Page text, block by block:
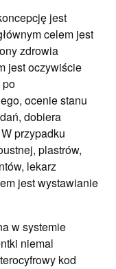
jest
celem jest
zdrowia
jest oczywiście
po
ocenie stanu
dobiera
przypadku
plastrów,
lekarz
jest wystawianie
w systemie
niemal
kod